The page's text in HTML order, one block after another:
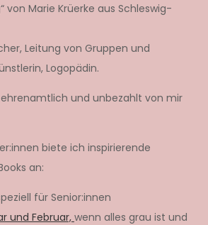
von Marie Krüerke aus Schleswig-
Leitung von Gruppen und
Logopädin.
und unbezahlt von mir
biete ich inspirierende
an:
für Senior:innen
und Februar, wenn alles grau ist und